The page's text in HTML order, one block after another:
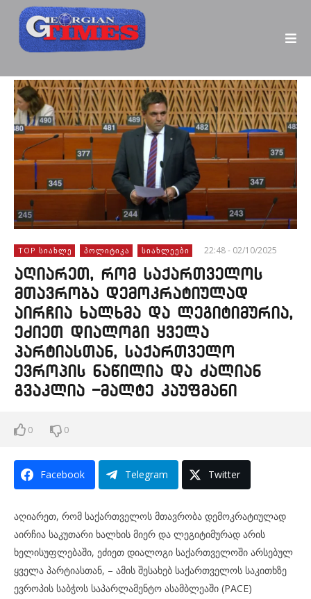
TOP ᲡᲘᲐᲮᲚᲔ ᲞᲝᲚᲘᲢᲘᲙᲐ ᲡᲘᲐᲮᲚᲔᲔᲑᲘ 22:48 - 02/10/2025
აღიარეთ, რომ საქართველოს
მთავრობა დემოკრატიულად
აირჩია ხალხმა და ლეგიტიმურია,
ეძიეთ დიალოგი ყველა
პარტიასთან, საქართველო
ევროპის ნაწილია და ძალიან
გვაკლია -მალტე კაუფმანი
0 0
Facebook Telegram Twitter
აღიარეთ, რომ საქართველოს მთავრობა დემოკრატიულად
აირჩია საკუთარი ხალხის მიერ და ლეგიტიმურად არის
ხელისუფლებაში, ეძიეთ დიალოგი საქართველოში არსებულ
ყველა პარტიასთან, – ამის შესახებ საქართველოს საკითხზე
ევროპის საბჭოს საპარლამენტო ასამბლეაში (PACE)